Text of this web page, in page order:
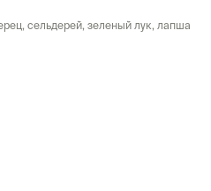
сельдерей, зеленый лук, лапша